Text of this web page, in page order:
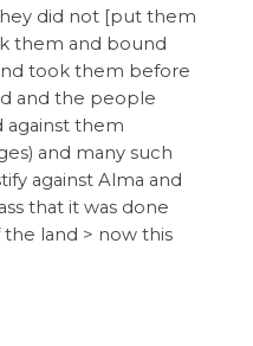
did not [put them
them and bound
took them before
and the people
against them
and many such
against Alma and
that it was done
land > now this